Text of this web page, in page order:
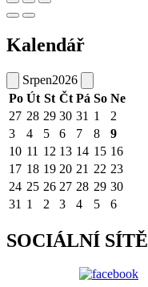
Kalendář
Srpen2026
Po Út St Čt Pá So Ne
27 28 29 30 31 1
2
3
4 5 6 7 8
9
10 11 12 13 14 15 16
17 18 19 20 21 22 23
24 25 26 27 28 29 30
31 1 2 3 4 5 6
SOCIÁLNÍ SÍTĚ